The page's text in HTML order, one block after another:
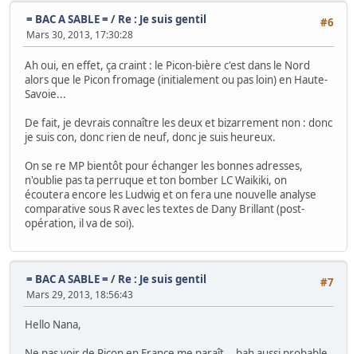
#6
= BAC A SABLE = / Re : Je suis gentil
Mars 30, 2013, 17:30:28
Ah oui, en effet, ça craint : le Picon-bière c'est dans le Nord
alors que le Picon fromage (initialement ou pas loin) en Haute-
Savoie...
De fait, je devrais connaître les deux et bizarrement non : donc
je suis con, donc rien de neuf, donc je suis heureux.
On se re MP bientôt pour échanger les bonnes adresses,
n'oublie pas ta perruque et ton bomber LC Waikiki, on
écoutera encore les Ludwig et on fera une nouvelle analyse
comparative sous R avec les textes de Dany Brillant (post-
opération, il va de soi).
#7
= BAC A SABLE = / Re : Je suis gentil
Mars 29, 2013, 18:56:43
Hello Nana,